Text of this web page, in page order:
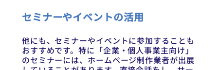
セミナーやイベントの活用
他にも、セミナーやイベントに参加することも
おすすめです。特に「企業・個人事業主向け」
のセミナーには、ホームページ制作業者が出展